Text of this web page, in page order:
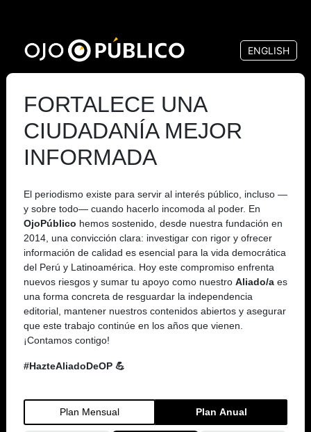
contenido
principal
ENGLISH
FORTALECE UNA
CIUDADANÍA MEJOR
INFORMADA
El periodismo existe para servir al interés público, incluso —
y sobre todo— cuando hacerlo incomoda al poder. En
OjoPúblico hemos sostenido, desde nuestra fundación en
2014, una convicción clara: investigar con rigor y ofrecer
información de calidad es esencial para la vida democrática
del Perú y Latinoamérica. Hoy este compromiso enfrenta
nuevos riesgos y sumar tu apoyo como nuestro Aliado/a es
una forma concreta de resguardar la independencia
editorial, mantener nuestros contenidos abiertos y asegurar
que este trabajo continúe en los años que vienen.
¡Contamos contigo!
#HazteAliadoDeOP 💪
Plan Mensual Plan Anual